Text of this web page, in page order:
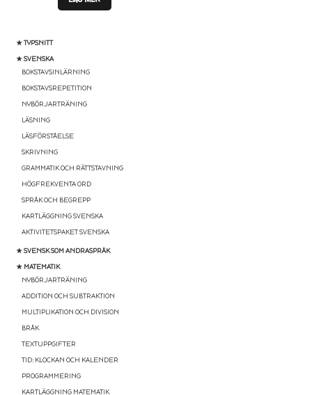
★ TYPSNITT
★ SVENSKA
BOKSTAVSINLÄRNING
BOKSTAVSREPETITION
NYBÖRJARTRÄNING
LÄSNING
LÄSFÖRSTÅELSE
SKRIVNING
GRAMMATIK OCH RÄTTSTAVNING
HÖGFREKVENTA ORD
SPRÅK OCH BEGREPP
KARTLÄGGNING SVENSKA
AKTIVITETSPAKET SVENSKA
★ SVENSK SOM ANDRASPRÅK
★ MATEMATIK
NYBÖRJARTRÄNING
ADDITION OCH SUBTRAKTION
MULTIPLIKATION OCH DIVISION
BRÅK
TEXTUPPGIFTER
TID: KLOCKAN OCH KALENDER
PROGRAMMERING
KARTLÄGGNING MATEMATIK
4.00 av